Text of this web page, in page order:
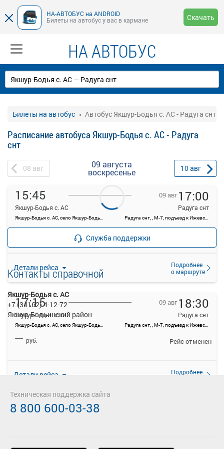
НА-АВТОБУС на ANDROID
Билеты на автобус у вас в кармане
Скачать
НА АВТОБУС
Билеты на автобус Автобус Якшур-Бодья с. АС - Радуга снт
Расписание автобуса Якшур-Бодья с. АС - Радуга
снт
08 авг 09 августа
воскресенье 10авг
15:45
Якшур-Бодья с. АС
Якшур-Бодья с. АС, село Якшур-Бодья, ул Пушиной, 70
09 авг 17:00
Радуга снт
Радуга снт, , М-7, подъезд к Ижевску и Перми
Детали рейса
Подробнее
о маршруте
—
Продажа билетов
прекращена
17:15
Якшур-Бодья с. АС
Якшур-Бодья с. АС, село Якшур-Бодья, ул Пушиной, 70
09 авг 18:30
Радуга снт
Радуга снт, , М-7, подъезд к Ижевску и Перми
Детали рейса
Подробнее
— руб. Рейс отменен
18:15
—
Служба поддержки
Контакты справочной
Якшур-Бодья с. АС
+7 (34162) 4-12-72
Якшур-Бодьинский район
Техническая поддержка сайта
8 800 600-03-38